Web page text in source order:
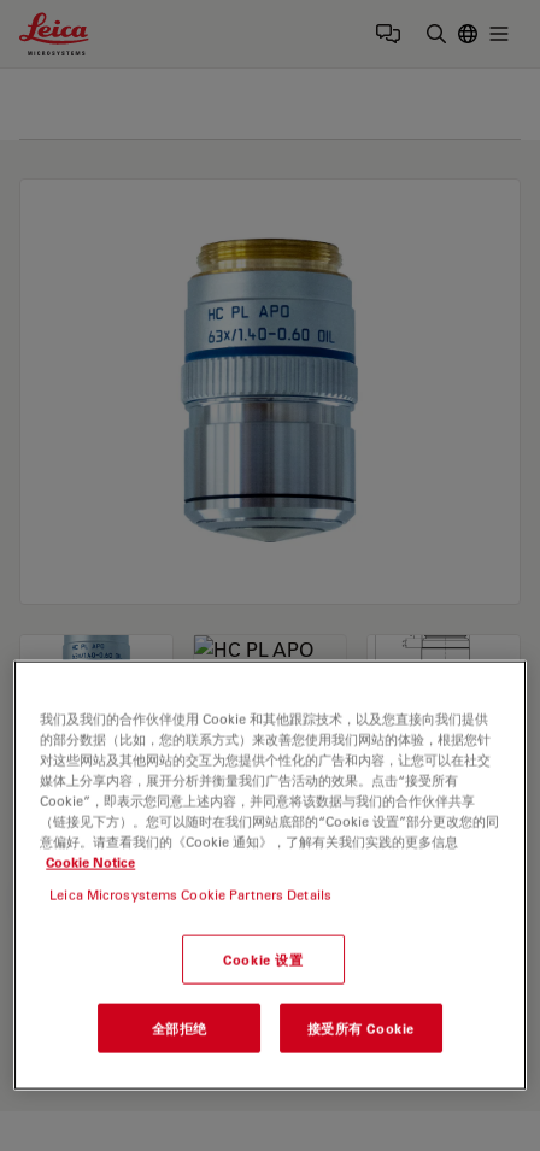
Leica Microsystems Logo
Microscope Objective HC PL APO
63x/1,40-0,60 OIL
索取报价
Discover the perfect solution. Explore
Objective Finder
, compare
alternatives, and find the best fit for
your needs.
我们及我们的合作伙伴使用 Cookie 和其他跟踪技术，以及您直接向我们提供
的部分数据（比如，您的联系方式）来改善您使用我们网站的体验，根据您针
对这些网站及其他网站的交互为您提供个性化的广告和内容，让您可以在社交
媒体上分享内容，展开分析并衡量我们广告活动的效果。点击“接受所有
Cookie”，即表示您同意上述内容，并同意将该数据与我们的合作伙伴共享
（链接见下方）。您可以随时在我们网站底部的“Cookie 设置”部分更改您的同
意偏好。请查看我们的《Cookie 通知》，了解有关我们实践的更多信息
Cookie Notice
Leica Microsystems Cookie Partners Details
Cookie 设置
全部拒绝 接受所有 Cookie